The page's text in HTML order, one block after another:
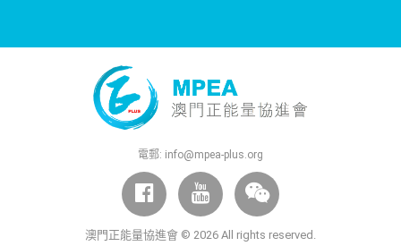
電郵: info@mpea-plus.org
澳門正能量協進會 © 2026 All rights reserved.